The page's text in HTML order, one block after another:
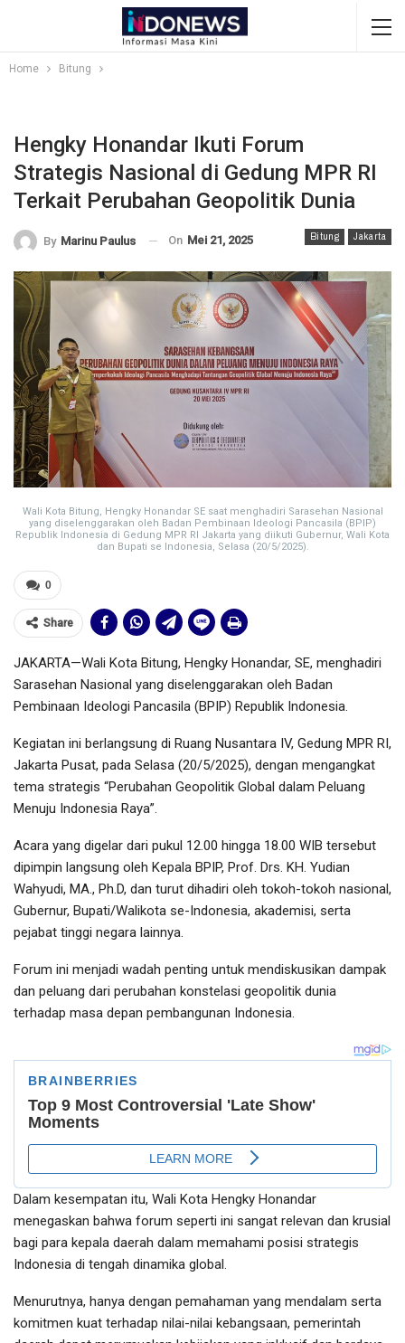
Home Bitung
Hengky Honandar Ikuti Forum
Strategis Nasional di Gedung MPR RI
Terkait Perubahan Geopolitik Dunia
Bitung Jakarta
By Marinu Paulus On Mei 21, 2025
Wali Kota Bitung, Hengky Honandar SE saat menghadiri Sarasehan Nasional
yang diselenggarakan oleh Badan Pembinaan Ideologi Pancasila (BPIP)
Republik Indonesia di Gedung MPR RI Jakarta yang diikuti Gubernur, Wali Kota
dan Bupati se Indonesia, Selasa (20/5/2025).
0
Share
JAKARTA—Wali Kota Bitung, Hengky Honandar, SE, menghadiri
Sarasehan Nasional yang diselenggarakan oleh Badan
Pembinaan Ideologi Pancasila (BPIP) Republik Indonesia.
Kegiatan ini berlangsung di Ruang Nusantara IV, Gedung MPR RI,
Jakarta Pusat, pada Selasa (20/5/2025), dengan mengangkat
tema strategis “Perubahan Geopolitik Global dalam Peluang
Menuju Indonesia Raya”.
Acara yang digelar dari pukul 12.00 hingga 18.00 WIB tersebut
dipimpin langsung oleh Kepala BPIP, Prof. Drs. KH. Yudian
Wahyudi, MA., Ph.D, dan turut dihadiri oleh tokoh-tokoh nasional,
Gubernur, Bupati/Walikota se-Indonesia, akademisi, serta
pejabat tinggi negara lainnya.
Forum ini menjadi wadah penting untuk mendiskusikan dampak
dan peluang dari perubahan konstelasi geopolitik dunia
terhadap masa depan pembangunan Indonesia.
Dalam kesempatan itu, Wali Kota Hengky Honandar
menegaskan bahwa forum seperti ini sangat relevan dan krusial
bagi para kepala daerah dalam memahami posisi strategis
Indonesia di tengah dinamika global.
Menurutnya, hanya dengan pemahaman yang mendalam serta
komitmen kuat terhadap nilai-nilai kebangsaan, pemerintah